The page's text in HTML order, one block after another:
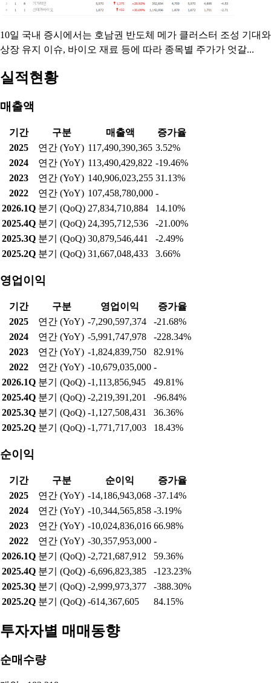
10일 국내 증시에서는 호남권 반도체 메가 클러스터 조성 기대와
상장 유지 이슈, 바이오 재료 등에 따라 종목별 주가가 엇갈...
실적현황
매출액
기간 구분 매출액
증가율
2025
연간 (YoY) 117,490,390,365 3.52%
2024
연간 (YoY) 113,490,429,822 -19.46%
2023
연간 (YoY) 140,906,023,255 31.13%
2022
연간 (YoY) 107,458,780,000 -
2026.1Q 분기 (QoQ) 27,834,710,884
14.10%
2025.4Q 분기 (QoQ) 24,395,712,536
-21.00%
2025.3Q 분기 (QoQ) 30,879,546,441
-2.49%
2025.2Q 분기 (QoQ) 31,667,048,433 3.66%
영업이익
기간 구분 영업이익
증가율
2025
연간 (YoY) -7,290,597,374
-21.68%
2024
연간 (YoY) -5,991,747,978
-228.34%
2023
연간 (YoY) -1,824,839,750
82.91%
2022
연간 (YoY) -10,679,035,000 -
2026.1Q 분기 (QoQ) -1,113,856,945
49.81%
2025.4Q 분기 (QoQ) -2,219,391,201
-96.84%
2025.3Q 분기 (QoQ) -1,127,508,431
36.36%
2025.2Q 분기 (QoQ) -1,771,717,003 18.43%
순이익
기간 구분 순이익
증가율
2025
연간 (YoY) -14,186,943,068 -37.14%
2024
연간 (YoY) -10,344,565,858 -3.19%
2023
연간 (YoY) -10,024,836,016 66.98%
2022
연간 (YoY) -30,357,953,000 -
2026.1Q 분기 (QoQ) -2,721,687,912
59.36%
2025.4Q 분기 (QoQ) -6,696,823,385
-123.23%
2025.3Q 분기 (QoQ) -2,999,973,377
-388.30%
2025.2Q 분기 (QoQ) -614,367,605 84.15%
투자자별 매매동향
순매수량